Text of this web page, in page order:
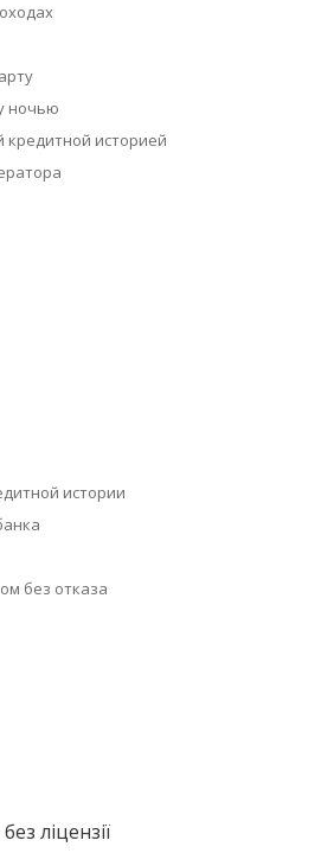
ночью
кредитной историей
истории
без отказа
ліцензії